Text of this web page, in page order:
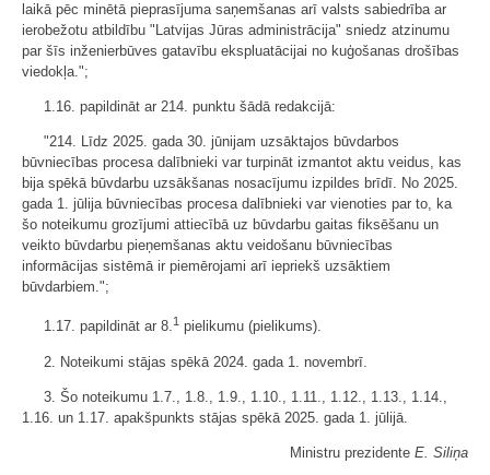
laikā pēc minētā pieprasījuma saņemšanas arī valsts sabiedrība ar
ierobežotu atbildību "Latvijas Jūras administrācija" sniedz atzinumu
par šīs inženierbūves gatavību ekspluatācijai no kuģošanas drošības
viedokļa.";
1.16. papildināt ar 214. punktu šādā redakcijā:
"214. Līdz 2025. gada 30. jūnijam uzsāktajos būvdarbos
būvniecības procesa dalībnieki var turpināt izmantot aktu veidus, kas
bija spēkā būvdarbu uzsākšanas nosacījumu izpildes brīdī. No 2025.
gada 1. jūlija būvniecības procesa dalībnieki var vienoties par to, ka
šo noteikumu grozījumi attiecībā uz būvdarbu gaitas fiksēšanu un
veikto būvdarbu pieņemšanas aktu veidošanu būvniecības
informācijas sistēmā ir piemērojami arī iepriekš uzsāktiem
būvdarbiem.";
1.17. papildināt ar 8.1 pielikumu (pielikums).
2. Noteikumi stājas spēkā 2024. gada 1. novembrī.
3. Šo noteikumu 1.7., 1.8., 1.9., 1.10., 1.11., 1.12., 1.13., 1.14.,
1.16. un 1.17. apakšpunkts stājas spēkā 2025. gada 1. jūlijā.
Ministru prezidente E. Siliņa